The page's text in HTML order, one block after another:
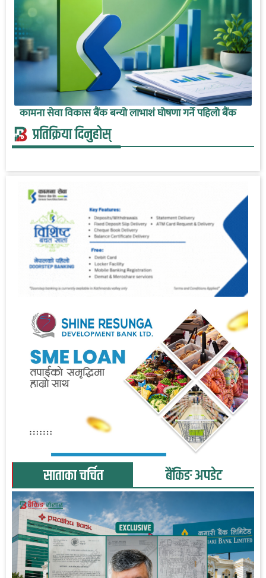
कामना सेवा विकास बैंक बन्यो लाभाशं घोषणा गर्ने पहिलो बैंक
प्रतिक्रिया दिनुहोस्
साताका चर्चित बैंकिङ अपडेट